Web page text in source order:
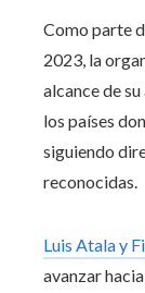
Como parte
2023, la
alcance de
los países
siguiendo
reconocidas.
Luis Atala y
avanzar